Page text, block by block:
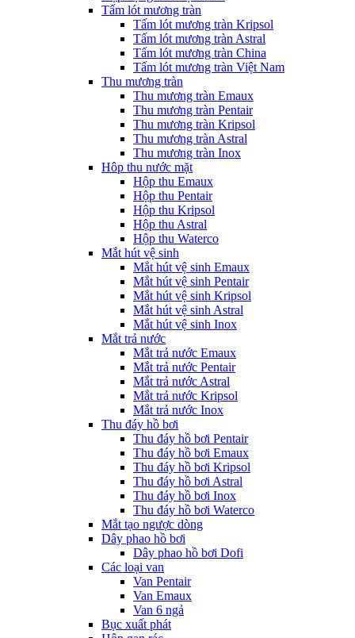
Tấm lót mương tràn
Tấm lót mương tràn Kripsol
Tấm lót mương tràn Astral
Tấm lót mương tràn China
Tấm lót mương tràn Việt Nam
Thu mương tràn
Thu mương tràn Emaux
Thu mương tràn Pentair
Thu mương tràn Kripsol
Thu mương tràn Astral
Thu mương tràn Inox
Hôp thu nước mặt
Hộp thu Emaux
Hộp thu Pentair
Hộp thu Kripsol
Hộp thu Astral
Hộp thu Waterco
Mắt hút vệ sinh
Mắt hút vệ sinh Emaux
Mắt hút vệ sinh Pentair
Mắt hút vệ sinh Kripsol
Mắt hút vệ sinh Astral
Mắt hút vệ sinh Inox
Mắt trả nước
Mắt trả nước Emaux
Mắt trả nước Pentair
Mắt trả nước Astral
Mắt trả nước Kripsol
Mắt trả nước Inox
Thu đáy hồ bơi
Thu đáy hồ bơi Pentair
Thu đáy hồ bơi Emaux
Thu đáy hồ bơi Kripsol
Thu đáy hồ bơi Astral
Thu đáy hồ bơi Inox
Thu đáy hồ bơi Waterco
Mắt tạo ngược dòng
Dây phao hồ bơi
Dây phao hồ bơi Dofi
Các loại van
Van Pentair
Van Emaux
Van 6 ngả
Bục xuất phát